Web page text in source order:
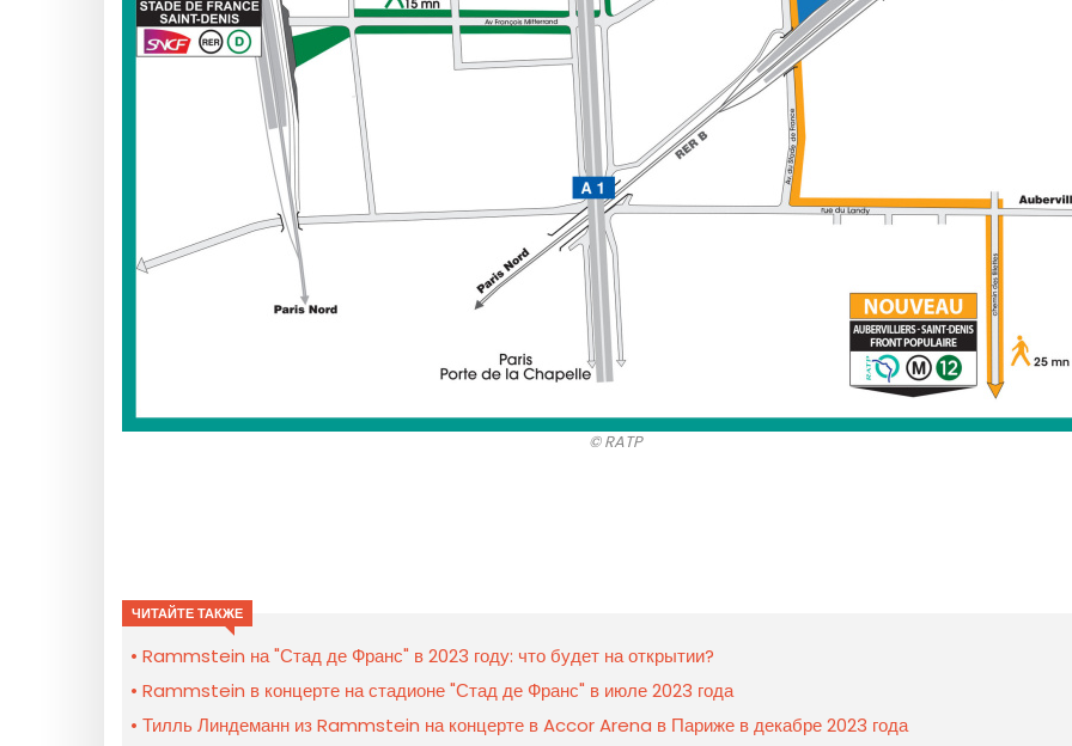
© RATP
ЧИТАЙТЕ ТАКЖЕ
Rammstein на "Стад де Франс" в 2023 году: что будет на открытии?
Rammstein в концерте на стадионе "Стад де Франс" в июле 2023 года
Тилль Линдеманн из Rammstein на концерте в Accor Arena в Париже в декабре 2023 года